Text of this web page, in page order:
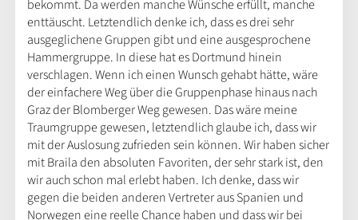
bekommt. Da werden manche Wünsche erfüllt, manche
enttäuscht. Letztendlich denke ich, dass es drei sehr
ausgeglichene Gruppen gibt und eine ausgesprochene
Hammergruppe. In diese hat es Dortmund hinein
verschlagen. Wenn ich einen Wunsch gehabt hätte, wäre
der einfachere Weg über die Gruppenphase hinaus nach
Graz der Blomberger Weg gewesen. Das wäre meine
Traumgruppe gewesen, letztendlich glaube ich, dass wir
mit der Auslosung zufrieden sein können. Wir haben sicher
mit Braila den absoluten Favoriten, der sehr stark ist, den
wir auch schon mal erlebt haben. Ich denke, dass wir
gegen die beiden anderen Vertreter aus Spanien und
Norwegen eine reelle Chance haben und dass wir bei